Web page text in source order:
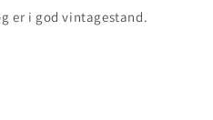
er i god vintagestand.